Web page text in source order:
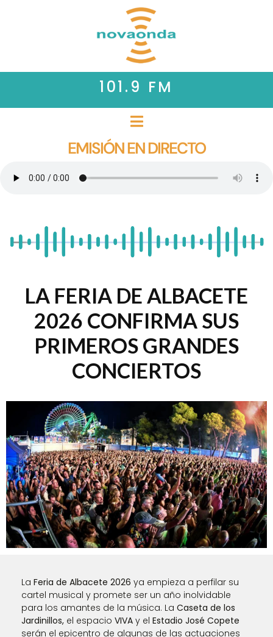
101.9 FM
EMISIÓN EN DIRECTO
LA FERIA DE ALBACETE
2026 CONFIRMA SUS
PRIMEROS GRANDES
CONCIERTOS
La Feria de Albacete 2026 ya empieza a perfilar su
cartel musical y promete ser un año inolvidable
para los amantes de la música. La Caseta de los
Jardinillos, el espacio VIVA y el Estadio José Copete
serán el epicentro de algunas de las actuaciones